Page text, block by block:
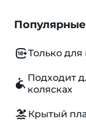
Популярные
Только для
Подходит
колясках
Крытый